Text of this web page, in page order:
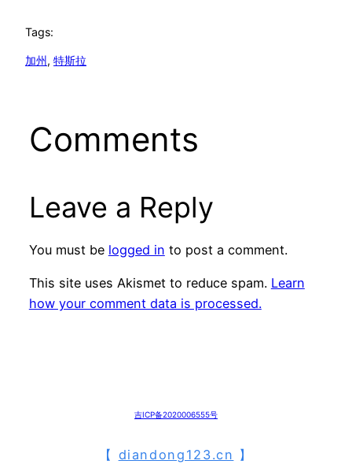
Tags:
加州, 特斯拉
Comments
Leave a Reply
You must be logged in to post a comment.
This site uses Akismet to reduce spam. Learn
how your comment data is processed.
吉ICP备2020006555号
【 diandong123.cn 】